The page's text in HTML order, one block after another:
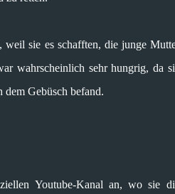
sie es schafften, die junge
wahrscheinlich sehr hungrig, da
Gebüsch befand.
Youtube-Kanal an, wo sie